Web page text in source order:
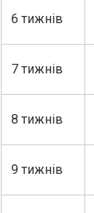
6 тижнів
7 тижнів
8 тижнів
9 тижнів